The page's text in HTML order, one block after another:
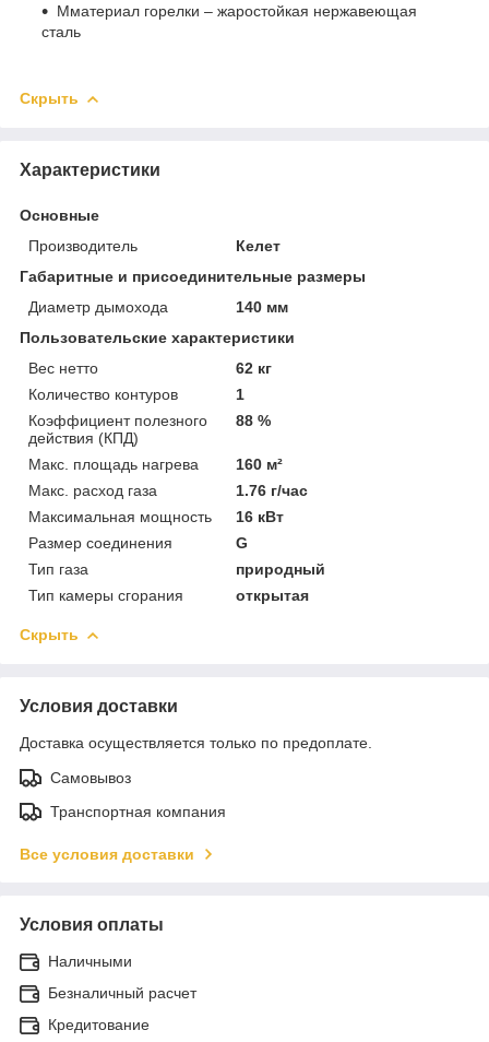
Мматериал горелки – жаростойкая нержавеющая
сталь
Скрыть
Характеристики
Основные
Производитель
Келет
Габаритные и присоединительные размеры
Диаметр дымохода
140 мм
Пользовательские характеристики
Вес нетто
62 кг
Количество контуров
1
Коэффициент полезного
действия (КПД)
88 %
Макс. площадь нагрева
160 м²
Макс. расход газа
1.76 г/час
Максимальная мощность
16 кВт
Размер соединения
G
Тип газа
природный
Тип камеры сгорания
открытая
Скрыть
Условия доставки
Доставка осуществляется только по предоплате.
Самовывоз
Транспортная компания
Все условия доставки
Условия оплаты
Наличными
Безналичный расчет
Кредитование